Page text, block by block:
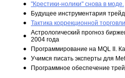
"Крестики-нолики" снова в моде.
Будущее инструментария
Тактика коррекционной торговли
Астрологический прогноз
2004 года
Программирование на MQL II.
Учимся писать эксперты для
Программное обеспечение